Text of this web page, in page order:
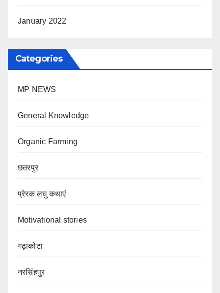
January 2022
Categories
MP NEWS
General Knowledge
Organic Farming
छतरपुर
प्रेरक लघु कथाएं
Motivational stories
गढ़ाकोटा
नरसिंहपुर